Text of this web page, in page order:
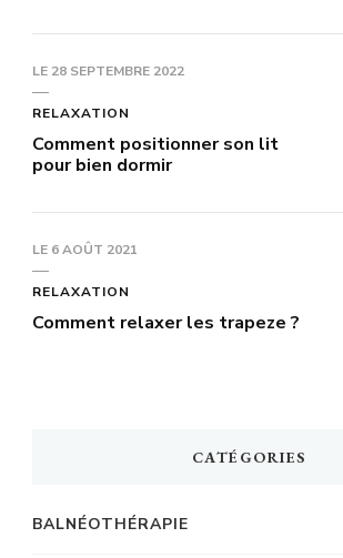
LE 28 SEPTEMBRE 2022
RELAXATION
Comment positionner son lit
pour bien dormir
LE 6 AOÛT 2021
RELAXATION
Comment relaxer les trapeze ?
CATÉGORIES
BALNÉOTHÉRAPIE